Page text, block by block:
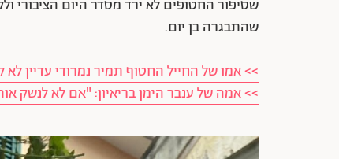
שהתבגרה בן יום.
>> אמו של החייל החטוף תמיר נמרודי עדיין
>> אמה של ענבר הימן בריאיון: "אם לא לנשק